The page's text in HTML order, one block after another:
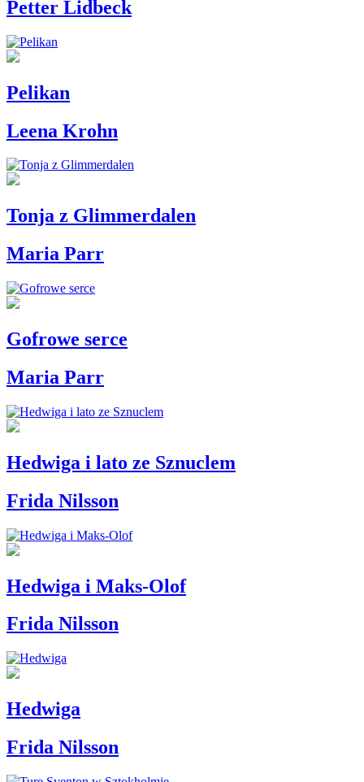
Petter Lidbeck
Pelikan
Leena Krohn
Tonja z Glimmerdalen
Maria Parr
Gofrowe serce
Maria Parr
Hedwiga i lato ze Sznuclem
Frida Nilsson
Hedwiga i Maks-Olof
Frida Nilsson
Hedwiga
Frida Nilsson